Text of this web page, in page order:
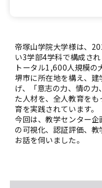
帝塚山学院大学様は、
い3学部4学科で構成さ
トータル1,600人規模の
堺市に所在地を構え、
げ、「意志の力、情の
た人材を、全人教育を
育を実践されています。
今回は、教学センター
の可視化、認証評価、
お話を伺いました。